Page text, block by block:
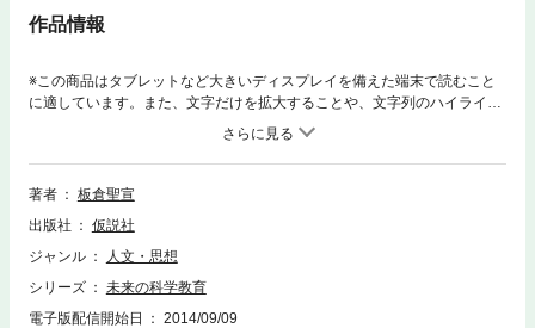
作品情報
※この商品はタブレットなど大きいディスプレイを備えた端末で読むこと
に適しています。また、文字だけを拡大することや、文字列のハイライ
ト、検索、辞書の参照、引用などの機能が使用できません。「仮説実験授
業」が初めて提唱されたとき，それは新しい考え方がぎっしりで，世界の
どんな読者にとっても，はじめて出会う科学論，教育論，授業方法だっ
た。そのため，本書は，とてもていねいに，親切に書きすすめられた。た
ように解説されている。 その理念は今なお「未来」への道しるべとなっ
ており，若い教師のための，仮説実験授業の「入門書」として読めるのみ
る。★★ もくじ ★★目次１．未来の科学教育２．新しい授業のはじま
り３．授業のもりあがりの秘密４．新しい授業の２回目５．３回目の授業
著者
板倉聖宣
出版社
仮説社
ジャンル
人文・思想
シリーズ
未来の科学教育
電子版配信開始日
2014/09/09